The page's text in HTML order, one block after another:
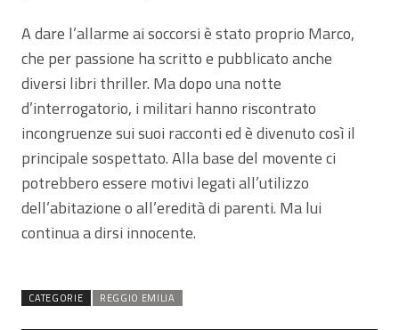
A dare l’allarme ai soccorsi è stato proprio Marco,
che per passione ha scritto e pubblicato anche
diversi libri thriller. Ma dopo una notte
d’interrogatorio, i militari hanno riscontrato
incongruenze sui suoi racconti ed è divenuto così il
principale sospettato. Alla base del movente ci
potrebbero essere motivi legati all’utilizzo
dell’abitazione o all’eredità di parenti. Ma lui
continua a dirsi innocente.
CATEGORIE REGGIO EMILIA